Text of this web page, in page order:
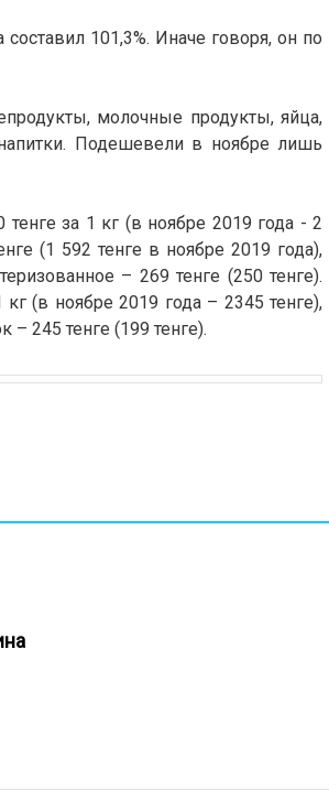
101,3%. Иначе говоря, он по
молочные продукты, яйца,
Подешевели в ноябре лишь
за 1 кг (в ноябре 2019 года - 2
(1 592 тенге в ноябре 2019 года),
– 269 тенге (250 тенге).
(в ноябре 2019 года – 2345 тенге),
– 245 тенге (199 тенге).